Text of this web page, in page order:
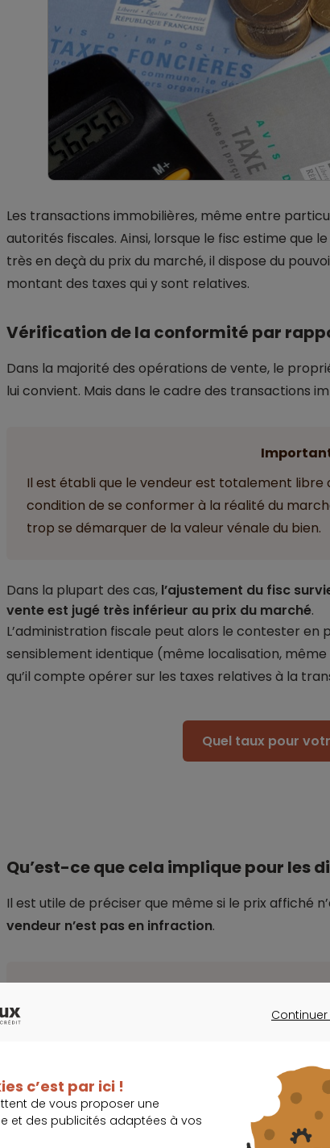
Les transactions immobilières, même entre
autorités fiscales. Ainsi, lorsque le fisc estime que
très en deçà du prix du marché, il dispose du
montant des taxes qui y sont relatives.
Vérification de la conformité par
Dans la majorité des opérations de vente, le
lui convient. Mais dans le cadre des transactions
Il est établi que le vendeur est totalement libre
condition de se conformer à la réalité du
trop se démarquer de la valeur vénale du bien.
Dans la plupart des cas, l’ajustement du fisc
vente est jugé très inférieur au prix du marché.
L’administration fiscale peut alors le contester en
sensiblement identique (même localisation, même
qu’il compte opérer sur les taxes relatives à la
Quel taux pour
Qu’est-ce que cela implique pour les
Il est utile de préciser que même si le prix affiché
vendeur n’est pas en infraction.
Cependant, il devra accepter la rectification
soupçon de tentative de fraude – certains
volontairement le prix de vente pour réduire
bien la CSG qui y est relative.
c’est par ici !
de vous proposer une
et des publicités adaptées à vos